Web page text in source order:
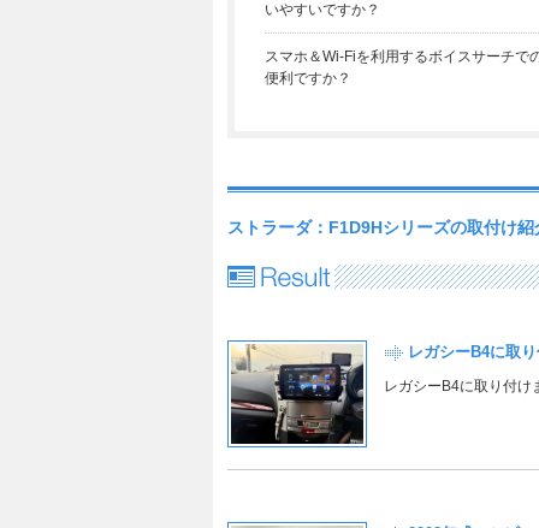
いやすいですか？
スマホ＆Wi-Fiを利用するボイスサーチで
便利ですか？
ストラーダ：F1D9Hシリーズの取付け紹
レガシーB4に取
レガシーB4に取り付け